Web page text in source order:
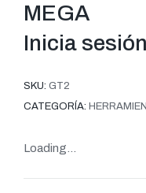
MEGA
Inicia
SKU: GT2
CATEGORÍA:
Loading...